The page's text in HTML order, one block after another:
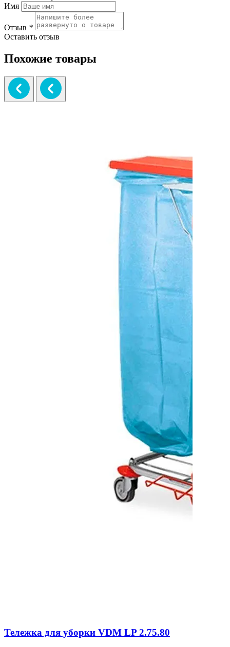
Имя
Отзыв *
Оставить отзыв
Похожие товары
Тележка для уборки VDM LP 2.75.80